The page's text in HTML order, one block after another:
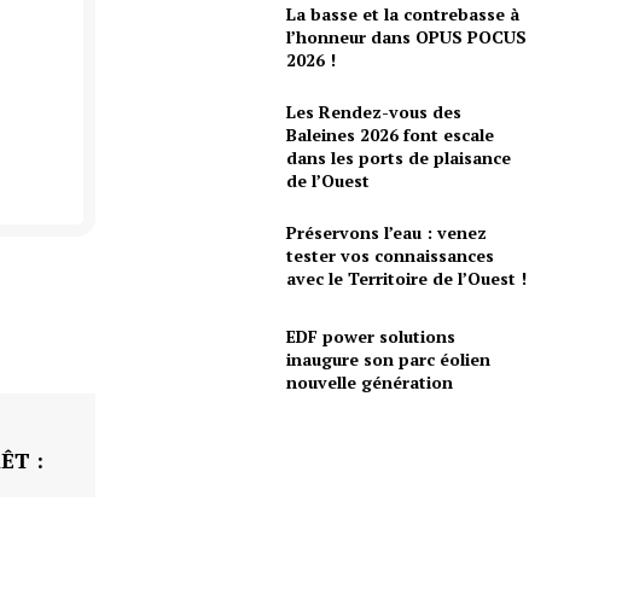
:
La basse et la contrebasse à
l’honneur dans OPUS POCUS
2026 !
Les Rendez-vous des
Baleines 2026 font escale
dans les ports de plaisance
de l’Ouest
Préservons l’eau : venez
tester vos connaissances
avec le Territoire de l’Ouest !
EDF power solutions
inaugure son parc éolien
nouvelle génération